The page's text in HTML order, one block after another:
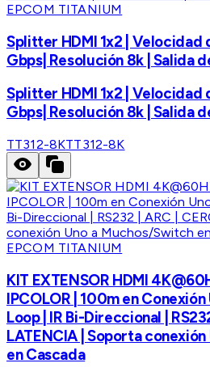
EPCOM TITANIUM
Splitter HDMI 1x2 | Velocidad
Gbps| Resolución 8k | Salida
Splitter HDMI 1x2 | Velocidad
Gbps| Resolución 8k | Salida
TT312-8KTT312-8K
EPCOM TITANIUM
KIT EXTENSOR HDMI
IPCOLOR | 100m en Conexión
Loop | IR Bi-Direccional |
LATENCIA | Soporta
en Cascada